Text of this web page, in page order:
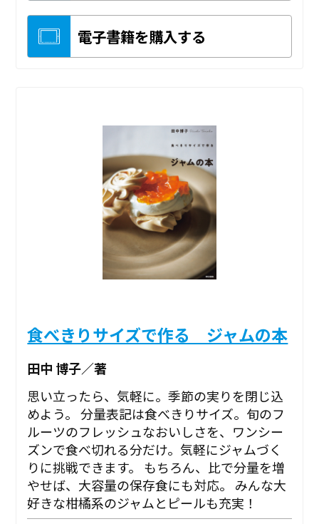
電子書籍を購入する
食べきりサイズで作る ジャムの本
田中 博子／著
思い立ったら、気軽に。季節の実りを閉じ込
めよう。 分量表記は食べきりサイズ。旬のフ
ルーツのフレッシュなおいしさを、ワンシー
ズンで食べ切れる分だけ。気軽にジャムづく
りに挑戦できます。 もちろん、比で分量を増
やせば、大容量の保存食にも対応。 みんな大
好きな柑橘系のジャムとピールも充実！